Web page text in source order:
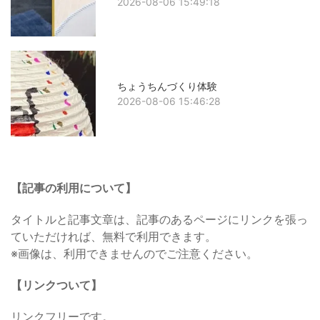
ちょうちんづくり体験
2026-08-06 15:46:28
【記事の利用について】
タイトルと記事文章は、記事のあるページにリンクを張っ
ていただければ、無料で利用できます。
※画像は、利用できませんのでご注意ください。
【リンクついて】
リンクフリーです。